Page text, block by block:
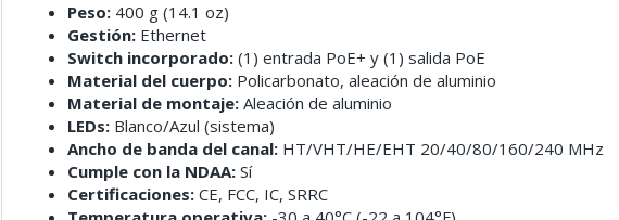
Peso: 400 g (14.1 oz)
Gestión: Ethernet
Switch incorporado: (1) entrada PoE+ y (1) salida PoE
Material del cuerpo: Policarbonato, aleación de aluminio
Material de montaje: Aleación de aluminio
LEDs: Blanco/Azul (sistema)
Ancho de banda del canal: HT/VHT/HE/EHT 20/40/80/160/240 MHz
Cumple con la NDAA: Sí
Certificaciones: CE, FCC, IC, SRRC